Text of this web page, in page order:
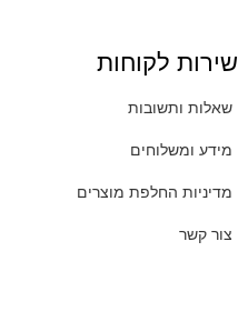
שירות לקוחות
שאלות ותשובות
מידע ומשלוחים
מדיניות החלפת מוצרים
צור קשר